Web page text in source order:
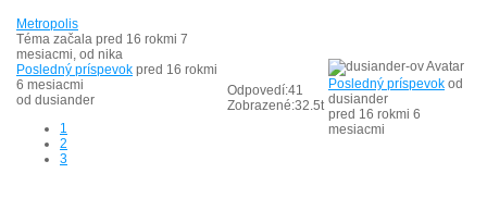
Metropolis
Téma začala pred 16 rokmi 7
mesiacmi, od nika
Posledný príspevok pred 16 rokmi
6 mesiacmi
od dusiander
1
2
3
Odpovedí:41
Zobrazené:32.5t
Posledný príspevok od
dusiander
pred 16 rokmi 6
mesiacmi